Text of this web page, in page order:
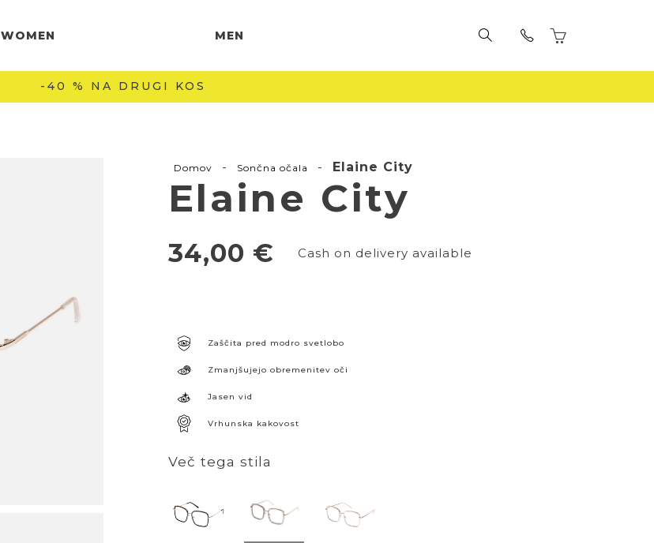
WOMEN MEN
-40 % NA DRUGI KOS
Domov - Sončna očala - Elaine City
Elaine City
34,00 € Cash on delivery available
Zaščita pred modro svetlobo
Zmanjšujejo obremenitev oči
Jasen vid
Vrhunska kakovost
Več tega stila